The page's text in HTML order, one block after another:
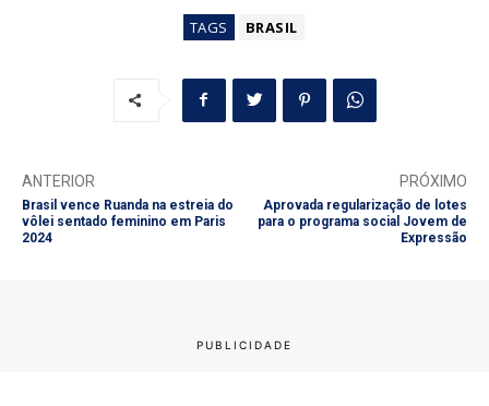
TAGS BRASIL
ANTERIOR
Brasil vence Ruanda na estreia do
vôlei sentado feminino em Paris
2024
PRÓXIMO
Aprovada regularização de lotes
para o programa social Jovem de
Expressão